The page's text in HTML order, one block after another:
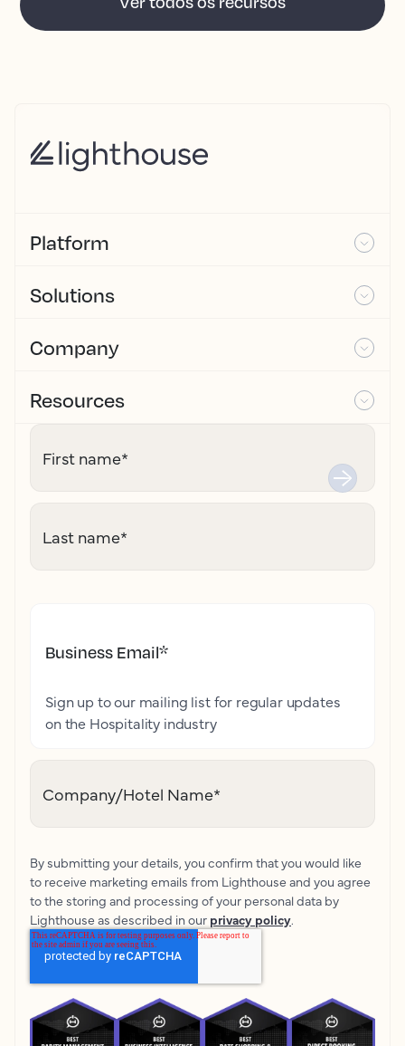
Platform
Solutions
Company
Resources
First name*
Last name*
Business Email*
Sign up to our mailing list for regular updates
on the Hospitality industry
Company/Hotel Name*
By submitting your details, you confirm that you would like
to receive marketing emails from Lighthouse and you agree
to the storing and processing of your personal data by
Lighthouse as described in our privacy policy.